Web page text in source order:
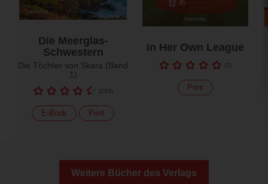
Die Meerglas-
Schwestern
Die Töchter von Skara (Band
1)
(295)
E-Book Print
In Her Own League
(2)
Print
Weitere Bücher des Verlags